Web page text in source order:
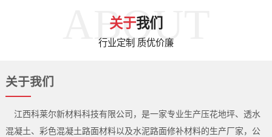
ABOUT
关于我们
行业定制 质优价廉
关于我们
江西科莱尔新材料科技有限公司，是一家专业生产压花地坪、透水
混凝土、彩色混凝土路面材料以及水泥路面修补材料的生产厂家，公